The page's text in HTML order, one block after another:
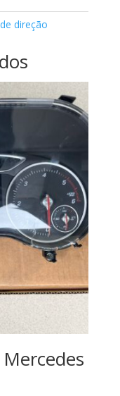
direção